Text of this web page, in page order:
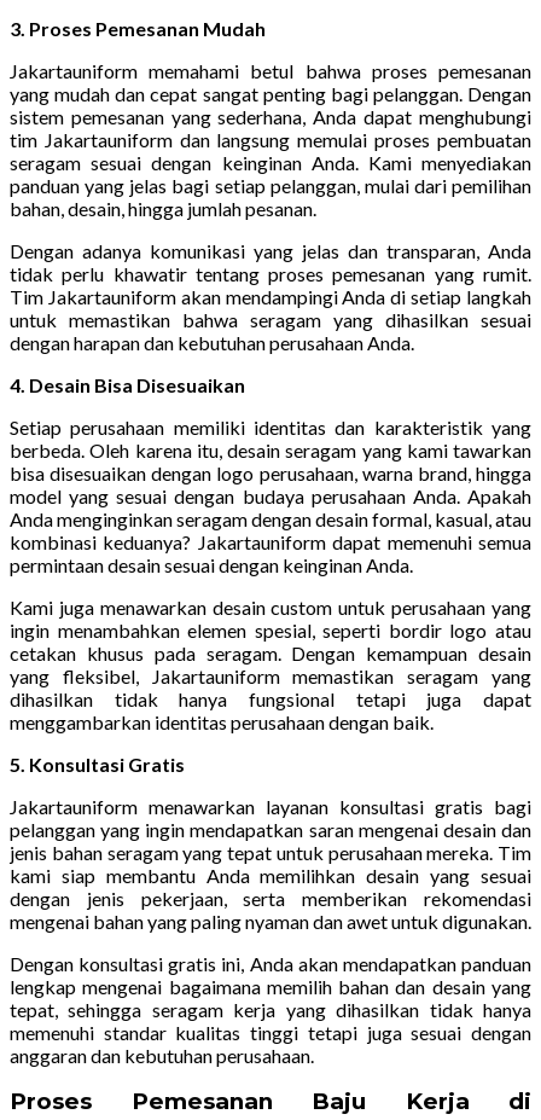
3. Proses Pemesanan Mudah
Jakartauniform memahami betul bahwa proses pemesanan
yang mudah dan cepat sangat penting bagi pelanggan. Dengan
sistem pemesanan yang sederhana, Anda dapat menghubungi
tim Jakartauniform dan langsung memulai proses pembuatan
seragam sesuai dengan keinginan Anda. Kami menyediakan
panduan yang jelas bagi setiap pelanggan, mulai dari pemilihan
bahan, desain, hingga jumlah pesanan.
Dengan adanya komunikasi yang jelas dan transparan, Anda
tidak perlu khawatir tentang proses pemesanan yang rumit.
Tim Jakartauniform akan mendampingi Anda di setiap langkah
untuk memastikan bahwa seragam yang dihasilkan sesuai
dengan harapan dan kebutuhan perusahaan Anda.
4. Desain Bisa Disesuaikan
Setiap perusahaan memiliki identitas dan karakteristik yang
berbeda. Oleh karena itu, desain seragam yang kami tawarkan
bisa disesuaikan dengan logo perusahaan, warna brand, hingga
model yang sesuai dengan budaya perusahaan Anda. Apakah
Anda menginginkan seragam dengan desain formal, kasual, atau
kombinasi keduanya? Jakartauniform dapat memenuhi semua
permintaan desain sesuai dengan keinginan Anda.
Kami juga menawarkan desain custom untuk perusahaan yang
ingin menambahkan elemen spesial, seperti bordir logo atau
cetakan khusus pada seragam. Dengan kemampuan desain
yang fleksibel, Jakartauniform memastikan seragam yang
dihasilkan tidak hanya fungsional tetapi juga dapat
menggambarkan identitas perusahaan dengan baik.
5. Konsultasi Gratis
Jakartauniform menawarkan layanan konsultasi gratis bagi
pelanggan yang ingin mendapatkan saran mengenai desain dan
jenis bahan seragam yang tepat untuk perusahaan mereka. Tim
kami siap membantu Anda memilihkan desain yang sesuai
dengan jenis pekerjaan, serta memberikan rekomendasi
mengenai bahan yang paling nyaman dan awet untuk digunakan.
Dengan konsultasi gratis ini, Anda akan mendapatkan panduan
lengkap mengenai bagaimana memilih bahan dan desain yang
tepat, sehingga seragam kerja yang dihasilkan tidak hanya
memenuhi standar kualitas tinggi tetapi juga sesuai dengan
anggaran dan kebutuhan perusahaan.
Proses Pemesanan Baju Kerja di